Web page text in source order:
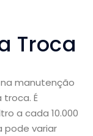
Troca
manutenção
É
a cada 10.000
pode variar